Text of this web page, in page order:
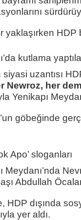
yaklaşırken HDP
kutlama
siyasi uzantısı
Newroz, her
Yenikapı
göbeğinde
Apo’ sloganları
Meydanı’nda
Abdullah
HDP dışında
yer aldı.